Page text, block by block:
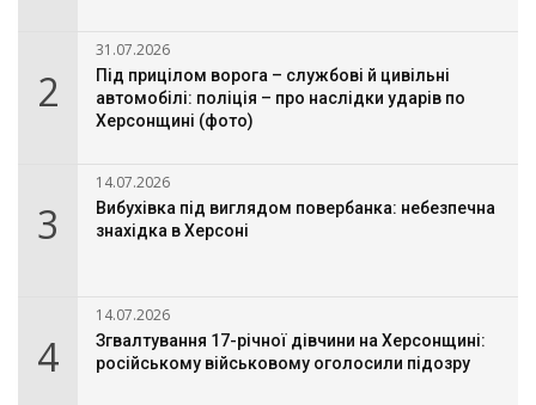
2
31.07.2026
Під прицілом ворога – службові й цивільні
автомобілі: поліція – про наслідки ударів по
Херсонщині (фото)
3
14.07.2026
Вибухівка під виглядом повербанка: небезпечна
знахідка в Херсоні
4
14.07.2026
Згвалтування 17-річної дівчини на Херсонщині:
російському військовому оголосили підозру